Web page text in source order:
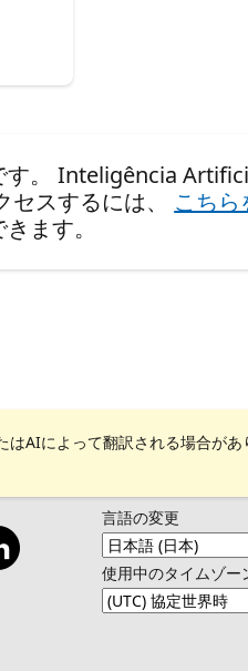
す。 Inteligência
セスするには、 こち
ます。
AIによって翻訳される場合があ
言語の変更
使用中のタイムゾー